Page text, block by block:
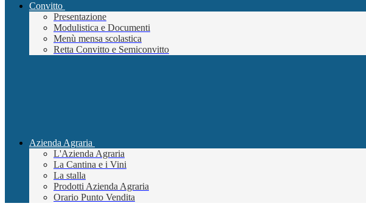
Convitto
Presentazione
Modulistica e Documenti
Menù mensa scolastica
Retta Convitto e Semiconvitto
Azienda Agraria
L'Azienda Agraria
La Cantina e i Vini
La stalla
Prodotti Azienda Agraria
Orario Punto Vendita